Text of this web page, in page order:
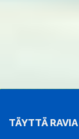
TÄYTTÄ RAVIA